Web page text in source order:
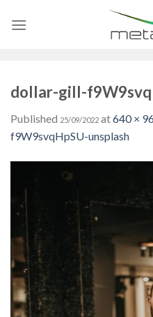
dollar-gill-
Published 25/09/2022 at640 ×
f9W9svqHpSU-unsplash